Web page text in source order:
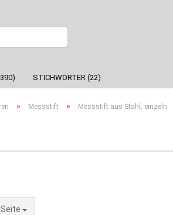
STICHWÖRTER (22)
» Messstift » Messstift aus Stahl, einzeln